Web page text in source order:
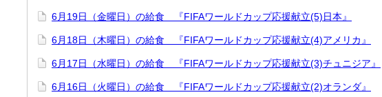
6月19日（金曜日）の給食 『FIFAワールドカップ応援献立(5)日本』
6月18日（木曜日）の給食 『FIFAワールドカップ応援献立(4)アメリカ』
6月17日（水曜日）の給食 『FIFAワールドカップ応援献立(3)チュニジア』
6月16日（火曜日）の給食 『FIFAワールドカップ応援献立(2)オランダ』